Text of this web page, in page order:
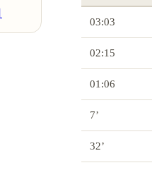
03:03
02:15
01:06
7’
32’